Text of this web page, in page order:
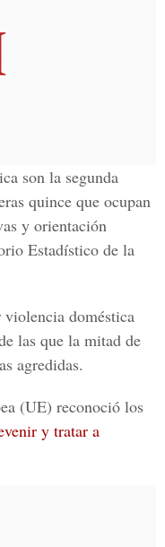
son la segunda
quince que ocupan
y orientación
Estadístico de la
doméstica
las que la mitad de
agredidas.
(UE) reconoció los
y tratar a